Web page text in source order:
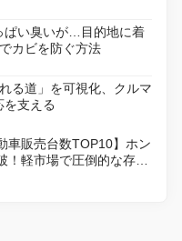
ぱい臭いが…目的地に着
カビを防ぐ方法
る道」を可視化、クルマ
支える
車販売台数TOP10】ホン
軽市場で圧倒的な存在